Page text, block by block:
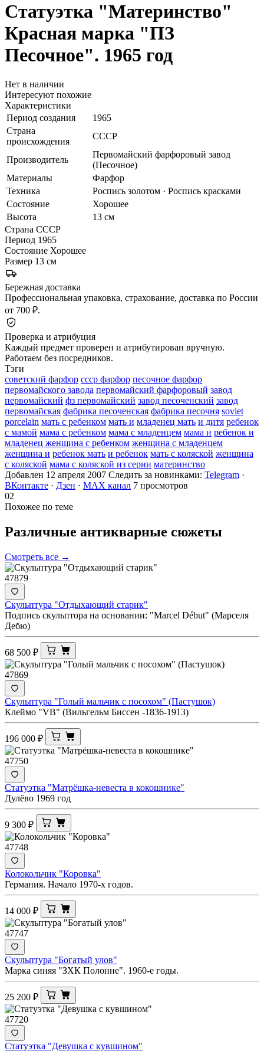
Статуэтка "Материнство"
Красная марка "ПЗ
Песочное". 1965 год
Нет в наличии
Интересуют похожие
Характеристики
Период создания
1965
Страна
происхождения
СССР
Производитель
Первомайский фарфоровый завод
(Песочное)
Материалы
Фарфор
Техника
Роспись золотом · Роспись красками
Состояние
Хорошее
Высота
13 см
Страна СССР
Период 1965
Состояние Хорошее
Размер 13 см
Бережная доставка
Профессиональная упаковка, страхование, доставка по России
от 700 ₽.
Проверка и атрибуция
Каждый предмет проверен и атрибутирован вручную.
Работаем без посредников.
Тэги
советский фарфор ссср фарфор песочное фарфор
первомайского завода первомайский фарфоровый завод
первомайский фз первомайский завод песоченский завод
первомайская фабрика песоченская фабрика песочня soviet
porcelain мать с ребенком мать и младенец мать и дитя ребенок
с мамой мама с ребенком мама с младенцем мама и ребенок и
младенец женщина с ребенком женщина с младенцем
женщина и ребенок мать и ребенок мать с коляской женщина
с коляской мама с коляской из серии материнство
Добавлен 12 апреля 2007 Следить за новинками: Telegram ·
ВКонтакте · Дзен · MAX канал 7 просмотров
02
Похожее по теме
Различные антикварные сюжеты
Смотреть все →
47879
Скульптура "Отдыхающий старик"
Подпись скульптора на основании: "Marcel Début" (Марселя
Дебю)
68 500 ₽
47869
Скульптура "Голый мальчик с посохом" (Пастушок)
Клеймо "VB" (Вильгельм Биссен -1836-1913)
196 000 ₽
47750
Статуэтка "Матрёшка-невеста в кокошнике"
Дулёво 1969 год
9 300 ₽
47748
Колокольчик "Коровка"
Германия. Начало 1970-х годов.
14 000 ₽
47747
Скульптура "Богатый улов"
Марка синяя "ЗХК Полонне". 1960-е годы.
25 200 ₽
47720
Статуэтка "Девушка с кувшином"